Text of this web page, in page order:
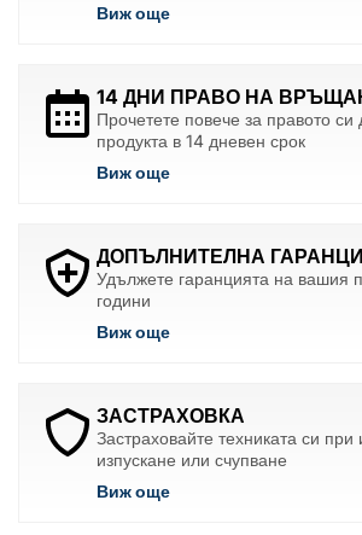
Виж още
14 ДНИ ПРАВО НА
Прочетете повече за правото си
продукта в 14 дневен срок
Виж още
ДОПЪЛНИТЕЛНА
Удължете гаранцията на вашия
години
Виж още
ЗАСТРАХОВКА
Застраховайте техниката си при
изпускане или счупване
Виж още